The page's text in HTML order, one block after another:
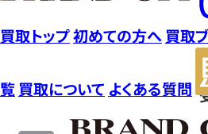
買取トップ初めての方へ 買取
覧 買取について よくある質問